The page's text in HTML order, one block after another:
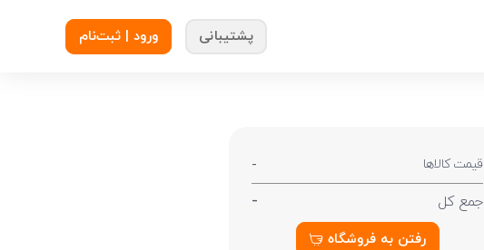
پشتیبانی ورود | ثبت‌نام
قیمت کالاها -
جمع کل -
رفتن به فروشگاه